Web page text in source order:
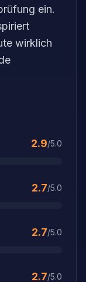
ein.
wirklich
2.9/5.0
2.7/5.0
2.7/5.0
2.7/5.0